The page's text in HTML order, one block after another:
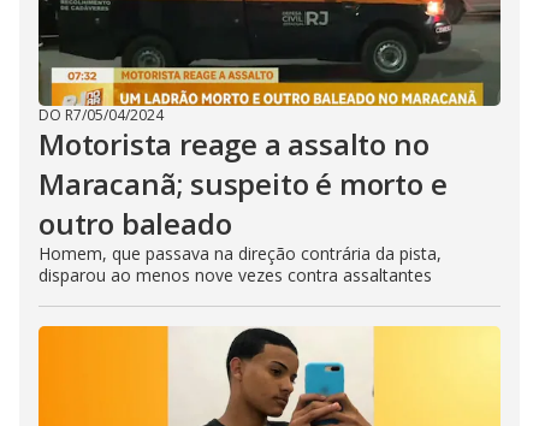
DO R7/05/04/2024
Motorista reage a assalto no
Maracanã; suspeito é morto e
outro baleado
Homem, que passava na direção contrária da pista,
disparou ao menos nove vezes contra assaltantes